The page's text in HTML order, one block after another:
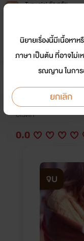
Tunwalai ธัญวลัย
หน้าแรก นิยาย
ร้อยหัวใจอุ่
นักเขียน: รัตน์วรา&
อีโรติก
0.0
จบ
นิยายเรื่องนี้มีเนื้อหา
ภาษา เป็นต้น ที่อาจไม่
รณญาน ในการ
ยกเลิก